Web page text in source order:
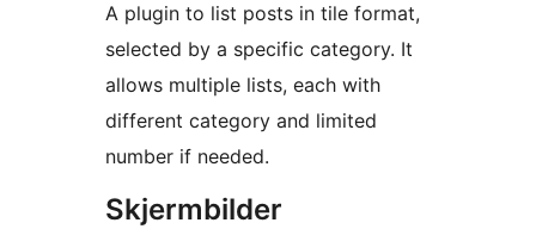
A plugin to list posts in tile format,
selected by a specific category. It
allows multiple lists, each with
different category and limited
number if needed.
Skjermbilder